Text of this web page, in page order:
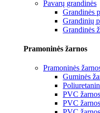
Pavarų grandinės
Grandinės
Grandinių
Grandinės
Pramoninės žarnos
Pramoninės
Guminės
PVC
PVC